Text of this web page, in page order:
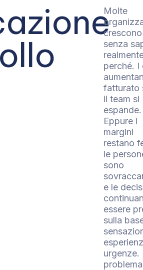
Molte
crescono
senza
perché. I
fatturato
il team si
espande.
Eppure i
margini
restano
le
sono
e le
essere
sulla
urgenze.
è la mancanza
di dati.
mancanza di
un
trasformi
controllo di
gestione
rendiamo
visibili costi,
marginalità
capacità
crescita